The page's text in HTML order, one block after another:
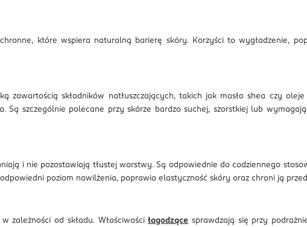
które wspiera naturalną barierę skóry. Korzyści to wygładzenie,
zawartością składników natłuszczających, takich jak masło shea czy
szczególnie polecane przy skórze bardzo suchej, szorstkiej lub
i nie pozostawiają tłustej warstwy. Są odpowiednie do codziennego
poziom nawilżenia, poprawia elastyczność skóry oraz chroni ją
zależności od składu. Właściwościłagodzące sprawdzają się przy